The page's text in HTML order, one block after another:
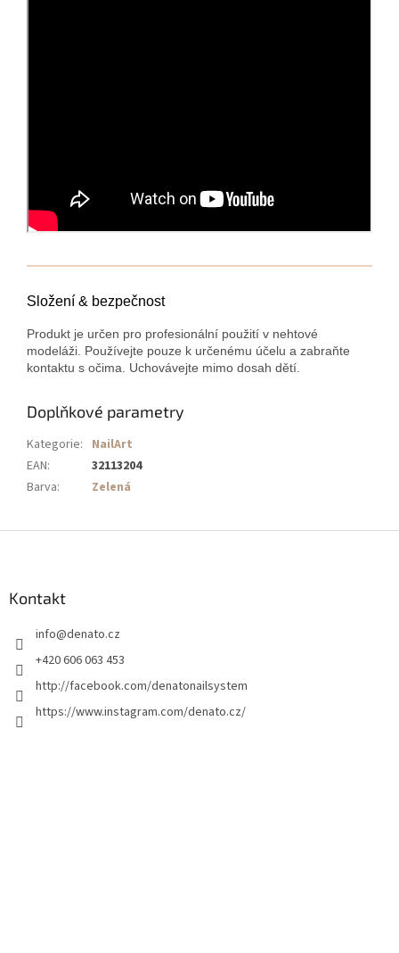
Složení & bezpečnost
Produkt je určen pro profesionální použití v nehtové
modeláži. Používejte pouze k určenému účelu a zabraňte
kontaktu s očima. Uchovávejte mimo dosah dětí.
Doplňkové parametry
Kategorie: NailArt
EAN:
32113204
Barva: Zelená
Kontakt
info@denato.cz
+420 606 063 453
http://facebook.com/denatonailsystem
https://www.instagram.com/denato.cz/